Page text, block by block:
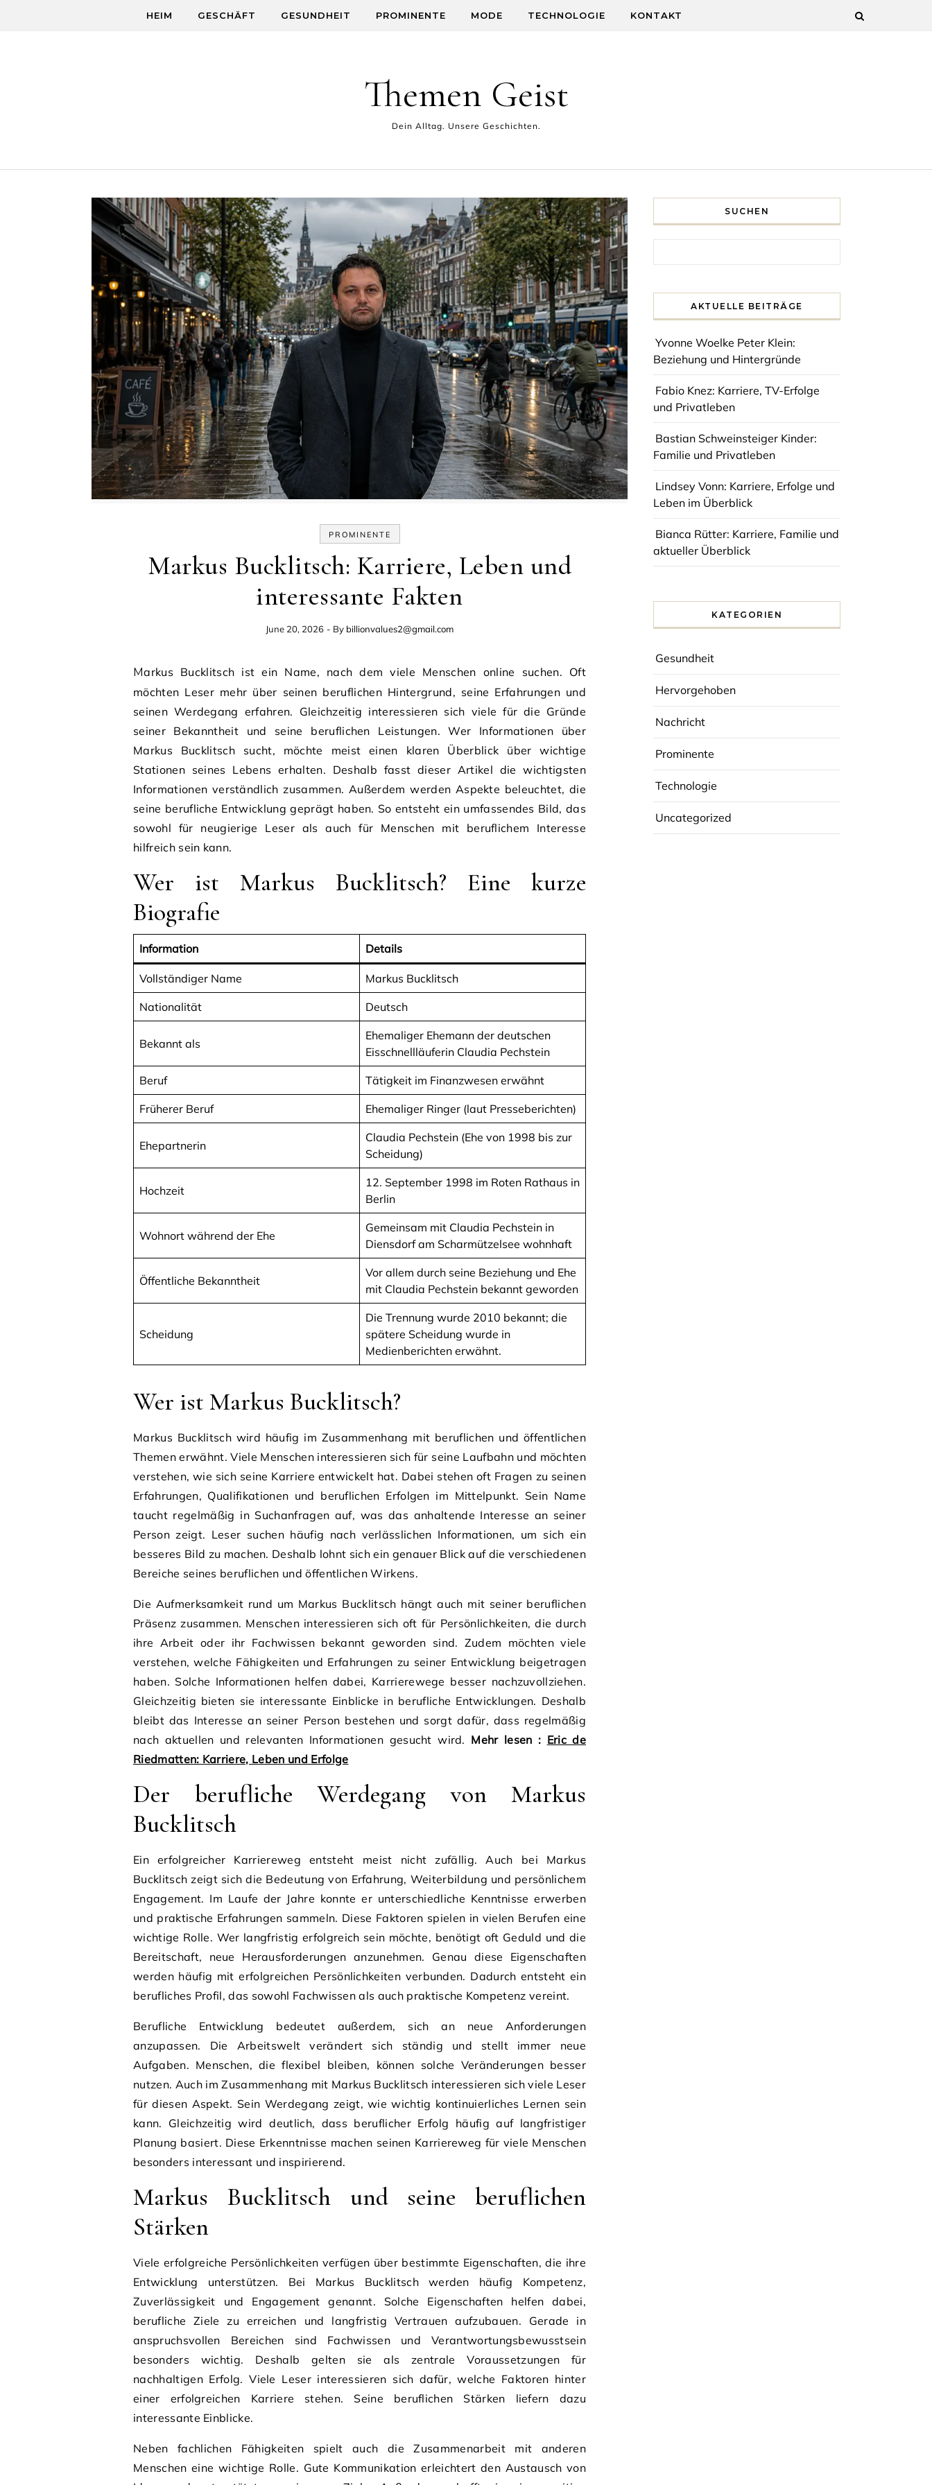
HEIM GESCHÄFT GESUNDHEIT PROMINENTE MODE TECHNOLOGIE KONTAKT
Themen Geist
Dein Alltag. Unsere Geschichten.
PROMINENTE
Markus Bucklitsch: Karriere, Leben und
interessante Fakten
June 20, 2026 - By billionvalues2@gmail.com
Markus Bucklitsch ist ein Name, nach dem viele Menschen online suchen. Oft
möchten Leser mehr über seinen beruflichen Hintergrund, seine Erfahrungen und
seinen Werdegang erfahren. Gleichzeitig interessieren sich viele für die Gründe
seiner Bekanntheit und seine beruflichen Leistungen. Wer Informationen über
Markus Bucklitsch sucht, möchte meist einen klaren Überblick über wichtige
Stationen seines Lebens erhalten. Deshalb fasst dieser Artikel die wichtigsten
Informationen verständlich zusammen. Außerdem werden Aspekte beleuchtet, die
seine berufliche Entwicklung geprägt haben. So entsteht ein umfassendes Bild, das
sowohl für neugierige Leser als auch für Menschen mit beruflichem Interesse
hilfreich sein kann.
Wer ist Markus Bucklitsch? Eine kurze
Biografie
Information Details
Vollständiger Name Markus Bucklitsch
Nationalität Deutsch
Bekannt als
Ehemaliger Ehemann der deutschen
Eisschnellläuferin Claudia Pechstein
Beruf Tätigkeit im Finanzwesen erwähnt
Früherer Beruf Ehemaliger Ringer (laut Presseberichten)
Ehepartnerin
Claudia Pechstein (Ehe von 1998 bis zur
Scheidung)
Hochzeit
12. September 1998 im Roten Rathaus in
Berlin
Wohnort während der Ehe
Gemeinsam mit Claudia Pechstein in
Diensdorf am Scharmützelsee wohnhaft
Öffentliche Bekanntheit
Vor allem durch seine Beziehung und Ehe
mit Claudia Pechstein bekannt geworden
Scheidung
Die Trennung wurde 2010 bekannt; die
spätere Scheidung wurde in
Medienberichten erwähnt.
Wer ist Markus Bucklitsch?
Markus Bucklitsch wird häufig im Zusammenhang mit beruflichen und öffentlichen
Themen erwähnt. Viele Menschen interessieren sich für seine Laufbahn und möchten
verstehen, wie sich seine Karriere entwickelt hat. Dabei stehen oft Fragen zu seinen
Erfahrungen, Qualifikationen und beruflichen Erfolgen im Mittelpunkt. Sein Name
taucht regelmäßig in Suchanfragen auf, was das anhaltende Interesse an seiner
Person zeigt. Leser suchen häufig nach verlässlichen Informationen, um sich ein
besseres Bild zu machen. Deshalb lohnt sich ein genauer Blick auf die verschiedenen
Bereiche seines beruflichen und öffentlichen Wirkens.
Die Aufmerksamkeit rund um Markus Bucklitsch hängt auch mit seiner beruflichen
Präsenz zusammen. Menschen interessieren sich oft für Persönlichkeiten, die durch
ihre Arbeit oder ihr Fachwissen bekannt geworden sind. Zudem möchten viele
verstehen, welche Fähigkeiten und Erfahrungen zu seiner Entwicklung beigetragen
haben. Solche Informationen helfen dabei, Karrierewege besser nachzuvollziehen.
Gleichzeitig bieten sie interessante Einblicke in berufliche Entwicklungen. Deshalb
bleibt das Interesse an seiner Person bestehen und sorgt dafür, dass regelmäßig
nach aktuellen und relevanten Informationen gesucht wird. Mehr lesen : Eric de
Riedmatten: Karriere, Leben und Erfolge
Der berufliche Werdegang von Markus
Bucklitsch
Ein erfolgreicher Karriereweg entsteht meist nicht zufällig. Auch bei Markus
Bucklitsch zeigt sich die Bedeutung von Erfahrung, Weiterbildung und persönlichem
Engagement. Im Laufe der Jahre konnte er unterschiedliche Kenntnisse erwerben
und praktische Erfahrungen sammeln. Diese Faktoren spielen in vielen Berufen eine
wichtige Rolle. Wer langfristig erfolgreich sein möchte, benötigt oft Geduld und die
Bereitschaft, neue Herausforderungen anzunehmen. Genau diese Eigenschaften
werden häufig mit erfolgreichen Persönlichkeiten verbunden. Dadurch entsteht ein
berufliches Profil, das sowohl Fachwissen als auch praktische Kompetenz vereint.
Berufliche Entwicklung bedeutet außerdem, sich an neue Anforderungen
anzupassen. Die Arbeitswelt verändert sich ständig und stellt immer neue
Aufgaben. Menschen, die flexibel bleiben, können solche Veränderungen besser
nutzen. Auch im Zusammenhang mit Markus Bucklitsch interessieren sich viele Leser
für diesen Aspekt. Sein Werdegang zeigt, wie wichtig kontinuierliches Lernen sein
kann. Gleichzeitig wird deutlich, dass beruflicher Erfolg häufig auf langfristiger
Planung basiert. Diese Erkenntnisse machen seinen Karriereweg für viele Menschen
besonders interessant und inspirierend.
Markus Bucklitsch und seine beruflichen
Stärken
Viele erfolgreiche Persönlichkeiten verfügen über bestimmte Eigenschaften, die ihre
Entwicklung unterstützen. Bei Markus Bucklitsch werden häufig Kompetenz,
Zuverlässigkeit und Engagement genannt. Solche Eigenschaften helfen dabei,
berufliche Ziele zu erreichen und langfristig Vertrauen aufzubauen. Gerade in
anspruchsvollen Bereichen sind Fachwissen und Verantwortungsbewusstsein
besonders wichtig. Deshalb gelten sie als zentrale Voraussetzungen für
nachhaltigen Erfolg. Viele Leser interessieren sich dafür, welche Faktoren hinter
einer erfolgreichen Karriere stehen. Seine beruflichen Stärken liefern dazu
interessante Einblicke.
Neben fachlichen Fähigkeiten spielt auch die Zusammenarbeit mit anderen
Menschen eine wichtige Rolle. Gute Kommunikation erleichtert den Austausch von
SUCHEN
AKTUELLE BEITRÄGE
Yvonne Woelke Peter Klein:
Beziehung und Hintergründe
Fabio Knez: Karriere, TV-Erfolge
und Privatleben
Bastian Schweinsteiger Kinder:
Familie und Privatleben
Lindsey Vonn: Karriere, Erfolge und
Leben im Überblick
Bianca Rütter: Karriere, Familie und
aktueller Überblick
KATEGORIEN
Gesundheit
Hervorgehoben
Nachricht
Prominente
Technologie
Uncategorized